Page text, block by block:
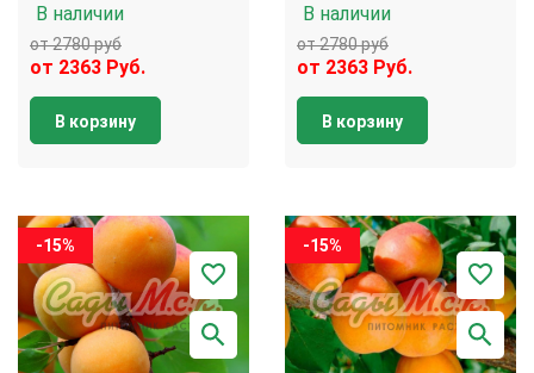
В наличии
от 2780 руб
от 2363 Руб.
В корзину
В наличии
от 2780 руб
от 2363 Руб.
В корзину
-15% -15%